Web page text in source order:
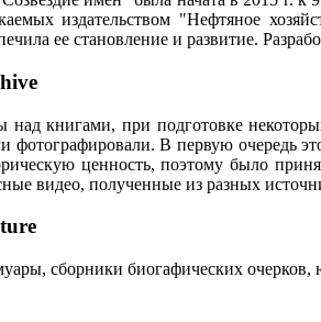
издательством "Нефтяное
ее становление и развитие.
над книгами, при подготовке
фотографировали. В первую очередь
ценность, поэтому было
видео, полученные из разных
сборники биогафических